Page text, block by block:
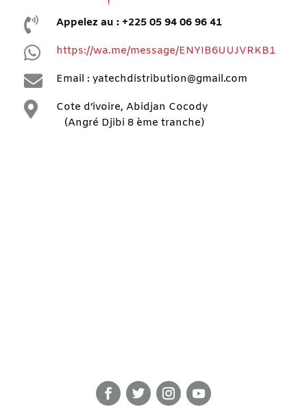
 Appelez au : +225 05 94 06 96 41
 https://wa.me/message/ENYIB6UUJVRKB1
 Email : yatechdistribution@gmail.com

Cote d’ivoire, Abidjan Cocody
(Angré Djibi 8 ème tranche)